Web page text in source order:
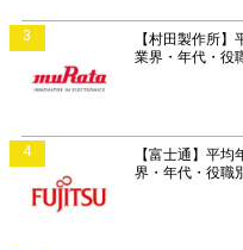
3
【村田製作所
業界・年代・役
4
【富士通】平
界・年代・役職